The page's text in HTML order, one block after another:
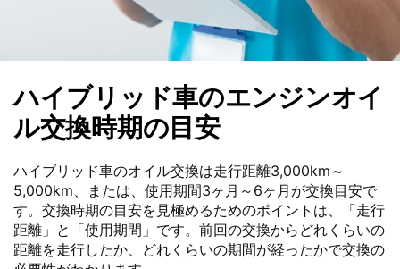
ハイブリッド車のエンジンオイ
ル交換時期の目安
ハイブリッド車のオイル交換は走行距離3,000km～
5,000km、または、使用期間3ヶ月～6ヶ月が交換目安で
す。交換時期の目安を見極めるためのポイントは、「走行
距離」と「使用期間」です。前回の交換からどれくらいの
距離を走行したか、どれくらいの期間が経ったかで交換の